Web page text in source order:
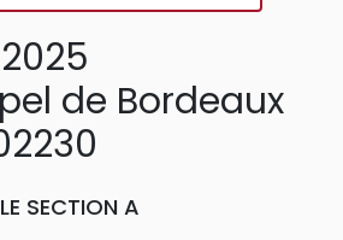
de Bordeaux
SECTION A